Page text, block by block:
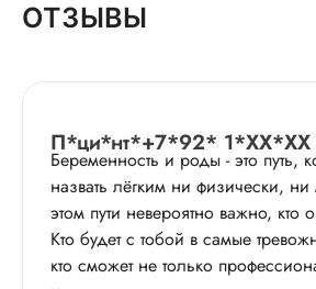
ОТЗЫВЫ
П*ци*нт*+7*92* 1*XX*XX
Беременность и роды - это путь,
назвать лёгким ни физически,
этом пути невероятно важно, кто
Кто будет с тобой в самые
кто сможет не только